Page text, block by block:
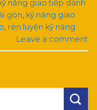
năng giao tiếp dành
gòn, kỹ năng giao
, rèn luyện kỹ năng
Leave a comment